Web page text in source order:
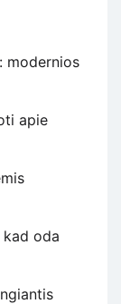
modernios
apie
oda